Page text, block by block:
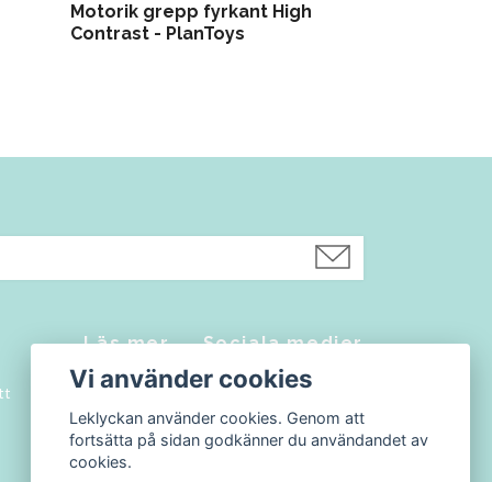
Motorik grepp fyrkant High
Contrast - PlanToys
Läs mer
Kontakt
Köpvillkor
Blogg
Sociala medier
Facebook
Instagram
Vi använder cookies
Leklyckan använder cookies. Genom att
fortsätta på sidan godkänner du användandet av
cookies.